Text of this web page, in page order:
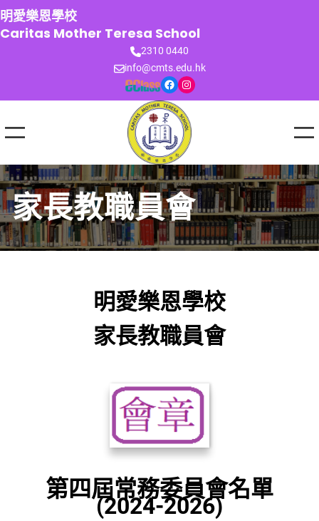
跳
至
主
明愛樂恩學校
Caritas Mother Teresa School
2310 0440
info@cmts.edu.hk
Facebook Instagram
家長教職員會
明愛樂恩學校
家長教職員會
第四屆常務委員會名單
(2024-2026)